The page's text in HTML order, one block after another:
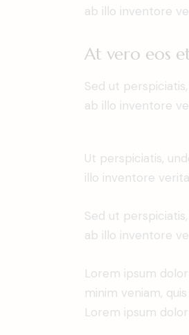
ab illo inventore
At vero eos
Sed ut
ab illo inventore
Ut perspiciatis,
illo inventore
Sed ut
ab illo inventore
Lorem ipsum
minim veniam,
Lorem ipsum